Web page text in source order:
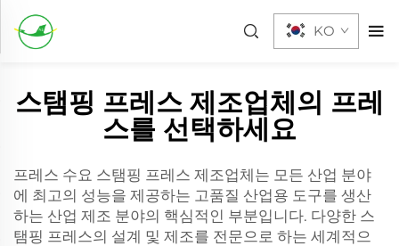
KO
스탬핑 프레스 제조업체의 프레
스를 선택하세요
프레스 수요 스탬핑 프레스 제조업체는 모든 산업 분야
에 최고의 성능을 제공하는 고품질 산업용 도구를 생산
하는 산업 제조 분야의 핵심적인 부분입니다. 다양한 스
탬핑 프레스의 설계 및 제조를 전문으로 하는 세계적으